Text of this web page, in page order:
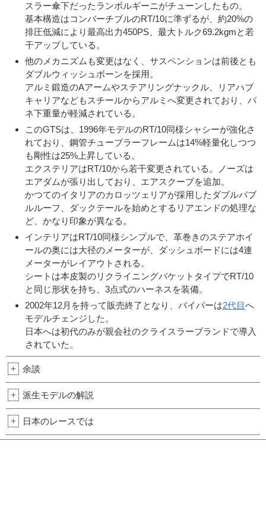
スラー傘下だったランボルギーニがチューンしたもの。
基本構造はコンバーチブルのRT/10に準ずるが、約20%の
排圧低減により最高出力450PS、最大トルク69.2kgmと若
干アップしている。
他のメカニズムも変更はなく、サスペンションは前後とも
ダブルウィッシュボーンを採用。
アルミ鍛造のAアームやステアリングナックル、リアハブ
キャリアなどもスチールからアルミへ変更されており、バ
ネ下重量が軽減されている。
このGTSは、1996年モデルのRT/10同様シャシーが強化さ
れており、鋼管チューブラーフレームは14%軽量化しつつ
も剛性は25%上昇している。
エクステリアはRT/10から若干変更されている。ノーズは
エアダムが張り出しており、エアスクープを追加。
かつてのイタリアのカロッツェリアが採用したダブルバブ
ルルーフ、ダックテールを始めとするリアエンドの処理な
ど、かなり印象が異なる。
インテリアはRT/10同様シンプルで、革巻きのステアホイ
ールの奥には大径のメーターが、ダッシュボードには4連
メーターがレイアウトされる。
シートは本皮製のリクライニングバケットタイプでRT/10
と同じ形状を持ち、3点式のハーネスを装備。
2002年12月を持って販売終了となり、バイパーは2代目へ
モデルチェンジした。
日本へは初代のみが親会社のクライスラーブランドで導入
されていた。
+ 余談
+ 派生モデルの解説
+ 日本のレースでは